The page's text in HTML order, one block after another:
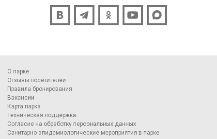
О парке
Отзывы посетителей
Правила бронирования
Вакансии
Карта парка
Техническая поддержка
Согласие на обработку персональных данных
Санитарно-эпидемиологические мероприятия в парке